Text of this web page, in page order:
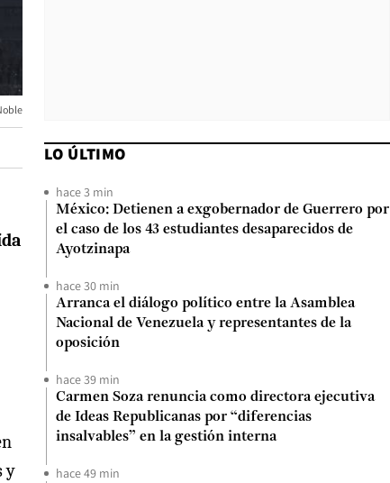
y
LO ÚLTIMO
hace 3 min
México: Detienen a exgobernador de Guerrero por
el caso de los 43 estudiantes desaparecidos de
Ayotzinapa
hace 30 min
Arranca el diálogo político entre la Asamblea
Nacional de Venezuela y representantes de la
oposición
hace 39 min
Carmen Soza renuncia como directora ejecutiva
de Ideas Republicanas por “diferencias
insalvables” en la gestión interna
hace 49 min